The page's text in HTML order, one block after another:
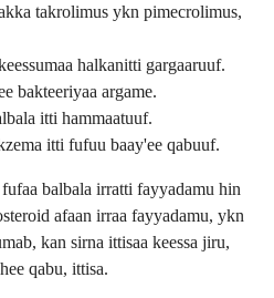
takrolimus ykn pimecrolimus,
halkanitti gargaaruuf.
bakteeriyaa argame.
itti hammaatuuf.
itti fufuu baay'ee qabuuf.
balbala irratti fayyadamu hin
afaan irraa fayyadamu, ykn
kan sirna ittisaa keessa jiru,
qabu, ittisa.